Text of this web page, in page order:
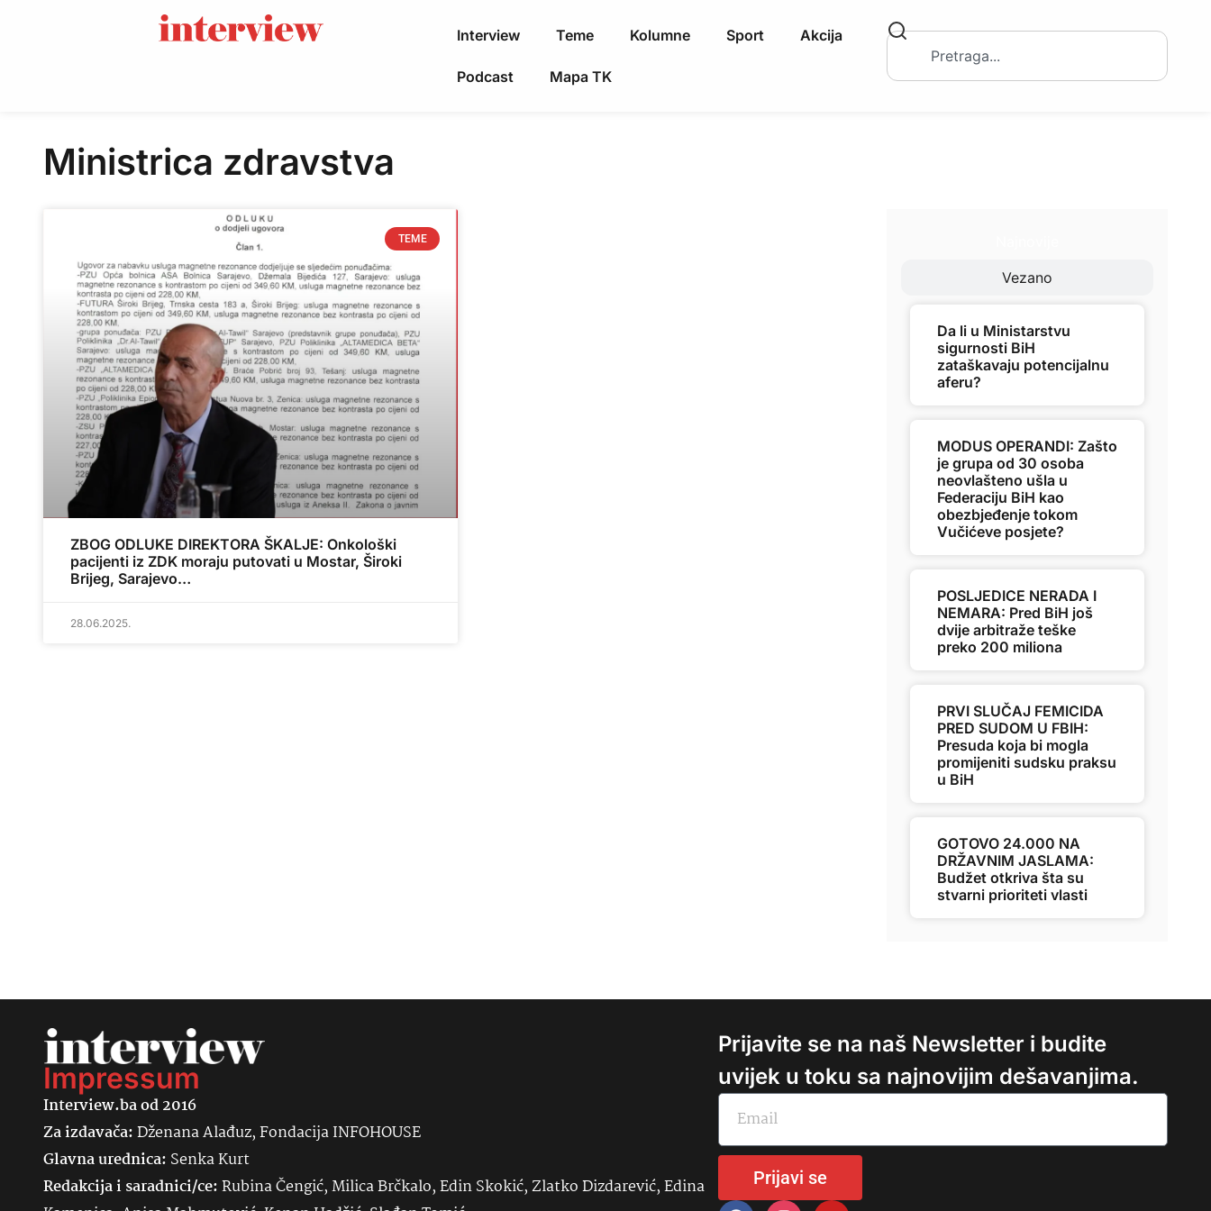
Interview Teme Kolumne Sport Akcija
Podcast Mapa TK
Ministrica zdravstva
TEME
ZBOG ODLUKE DIREKTORA ŠKALJE: Onkološki
pacijenti iz ZDK moraju putovati u Mostar, Široki
Brijeg, Sarajevo…
28.06.2025.
Vezano
Da li u Ministarstvu
sigurnosti BiH
zataškavaju potencijalnu
aferu?
MODUS OPERANDI: Zašto
je grupa od 30 osoba
neovlašteno ušla u
Federaciju BiH kao
obezbjeđenje tokom
Vučićeve posjete?
POSLJEDICE NERADA I
NEMARA: Pred BiH još
dvije arbitraže teške
preko 200 miliona
PRVI SLUČAJ FEMICIDA
PRED SUDOM U FBIH:
Presuda koja bi mogla
promijeniti sudsku praksu
u BiH
GOTOVO 24.000 NA
DRŽAVNIM JASLAMA:
Budžet otkriva šta su
stvarni prioriteti vlasti
Impressum
Interview.ba od 2016
Za izdavača:Dženana Alađuz, Fondacija INFOHOUSE
Glavna urednica: SenkaKurt
Redakcija i saradnici/ce:Rubina Čengić, Milica Brčkalo, Edin Skokić, Zlatko Dizdarević, Edina
Prijavite se na naš Newsletter i budite
uvijek u toku sa najnovijim dešavanjima.
Prijavi se